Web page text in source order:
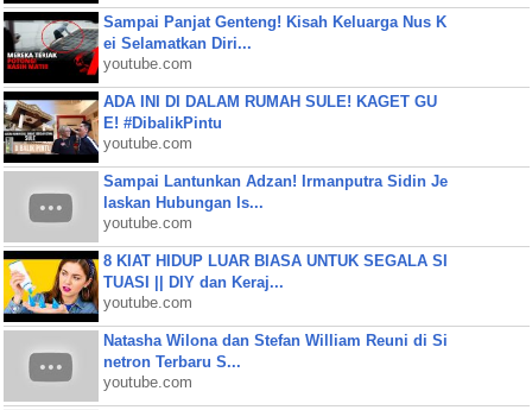
Sampai Panjat Genteng! Kisah Keluarga Nus K
ei Selamatkan Diri...
youtube.com
ADA INI DI DALAM RUMAH SULE! KAGET GU
E! #DibalikPintu
youtube.com
Sampai Lantunkan Adzan! Irmanputra Sidin Je
laskan Hubungan Is...
youtube.com
8 KIAT HIDUP LUAR BIASA UNTUK SEGALA SI
TUASI || DIY dan Keraj...
youtube.com
Natasha Wilona dan Stefan William Reuni di Si
netron Terbaru S...
youtube.com